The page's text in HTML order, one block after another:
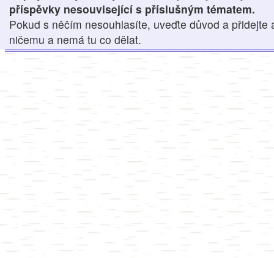
příspěvky nesouvisející s příslušným tématem.
Pokud s něčím nesouhlasíte, uveďte důvod a přidejte
ničemu a nemá tu co dělat.